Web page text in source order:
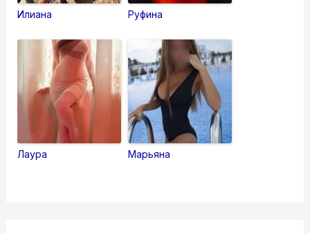
Илиана Руфина
Лаура Марьяна